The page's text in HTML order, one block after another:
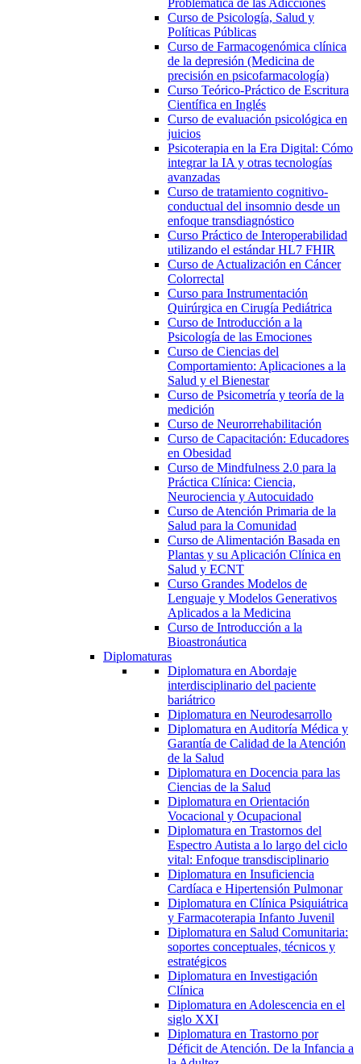
Problemática de las Adicciones
Curso de Psicología, Salud y
Políticas Públicas
Curso de Farmacogenómica clínica
de la depresión (Medicina de
precisión en psicofarmacología)
Curso Teórico-Práctico de Escritura
Científica en Inglés
Curso de evaluación psicológica en
juicios
Psicoterapia en la Era Digital: Cómo
integrar la IA y otras tecnologías
avanzadas
Curso de tratamiento cognitivo-
conductual del insomnio desde un
enfoque transdiagnóstico
Curso Práctico de Interoperabilidad
utilizando el estándar HL7 FHIR
Curso de Actualización en Cáncer
Colorrectal
Curso para Instrumentación
Quirúrgica en Cirugía Pediátrica
Curso de Introducción a la
Psicología de las Emociones
Curso de Ciencias del
Comportamiento: Aplicaciones a la
Salud y el Bienestar
Curso de Psicometría y teoría de la
medición
Curso de Neurorrehabilitación
Curso de Capacitación: Educadores
en Obesidad
Curso de Mindfulness 2.0 para la
Práctica Clínica: Ciencia,
Neurociencia y Autocuidado
Curso de Atención Primaria de la
Salud para la Comunidad
Curso de Alimentación Basada en
Plantas y su Aplicación Clínica en
Salud y ECNT
Curso Grandes Modelos de
Lenguaje y Modelos Generativos
Aplicados a la Medicina
Curso de Introducción a la
Bioastronáutica
Diplomaturas
Diplomatura en Abordaje
interdisciplinario del paciente
bariátrico
Diplomatura en Neurodesarrollo
Diplomatura en Auditoría Médica y
Garantía de Calidad de la Atención
de la Salud
Diplomatura en Docencia para las
Ciencias de la Salud
Diplomatura en Orientación
Vocacional y Ocupacional
Diplomatura en Trastornos del
Espectro Autista a lo largo del ciclo
vital: Enfoque transdisciplinario
Diplomatura en Insuficiencia
Cardíaca e Hipertensión Pulmonar
Diplomatura en Clínica Psiquiátrica
y Farmacoterapia Infanto Juvenil
Diplomatura en Salud Comunitaria:
soportes conceptuales, técnicos y
estratégicos
Diplomatura en Investigación
Clínica
Diplomatura en Adolescencia en el
siglo XXI
Diplomatura en Trastorno por
Déficit de Atención. De la Infancia a